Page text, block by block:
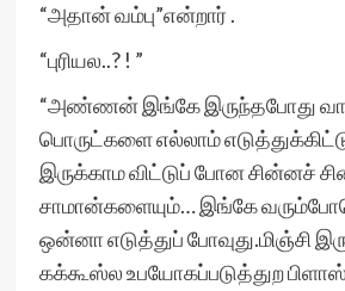
“அதான் வம்பு”என்றார் .
“புரியல..? ! ”
“அண்ணன் இங்கே இருந்தபோது
பொருட்களை எல்லாம்
இருக்காம விட்டுப் போன சின்னச்
சாமான்களையும்… இங்கே
ஒன்னா எடுத்துப் போவுது.மிஞ்சி
கக்கூஸ்ல உபயோகப்படுத்துற